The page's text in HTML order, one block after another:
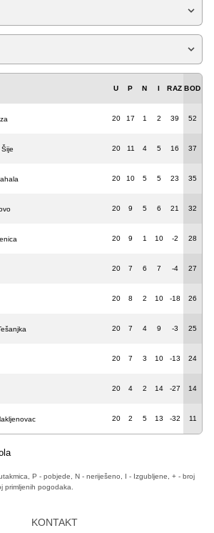
U P N I RAZ BOD
20 17 1 2 39 52
20 11 4 5 16 37
20 10 5 5 23 35
20 9 5 6 21 32
20 9 1 10 -2 28
20 7 6 7 -4 27
20 8 2 10 -18 26
20 7 4 9 -3 25
20 7 3 10 -13 24
20 4 2 14 -27 14
20 2 5 13 -32 11
P - pobjede, N - neriješeno, I - Izgubljene, + - broj
primljenih pogodaka.
KONTAKT